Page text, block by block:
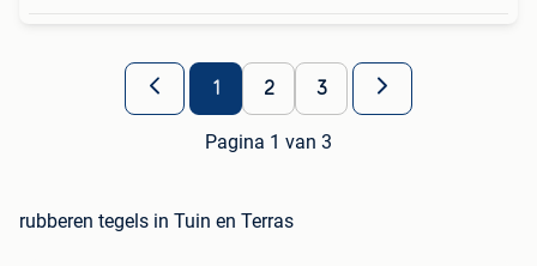
1 2 3
Pagina 1 van 3
rubberen tegels in Tuin en Terras